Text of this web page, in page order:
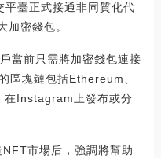
臺正式接通非同質化代
密錢包。
當前只需將加密錢包連接
區塊鏈包括Ethereum、
在Instagram上發布或分
市場后，強調將幫助